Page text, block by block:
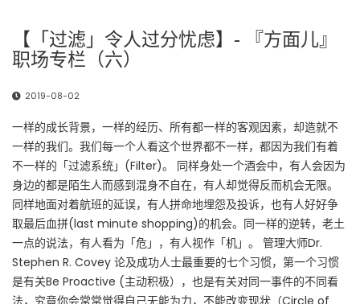
【「过滤」令人过分忧虑】- 『方面儿』
职场专栏（六）
2019-08-02
一样的成长背景，一样的经历、所有都一样的客观因素，却造就不
一样的我们。我们每一个人看这个世界都不一样，都因为我们有着
不一样的「过滤系统」(Filter)。 同样身处一个酒会中，有人会因为
身边的都是陌生人而感到混身不自在，有人却觉得反而机会无限。
同样地面对着航班的延误，有人拼命地埋怨及投诉，也有人好好争
取最后血拼(last minute shopping)的机会。同一样的逆转，老土
一点的说法，有人看为「危」，有人视作「机」。 管理大师Dr.
Stephen R. Covey 论及成功人士最重要的七个习惯，第一个习惯
是有关Be Proactive (主动积极），也是有关对同一事件的不同看
法，究竟你会常常觉得自己无能为力，不能改变现状（Circle of